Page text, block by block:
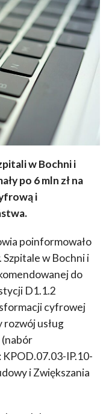
w Bochni i
po 6 mln zł na
i
poinformowało
w Bochni i
do
D1.1.2
cyfrowej
usług
IP.10-
i Zwiększania